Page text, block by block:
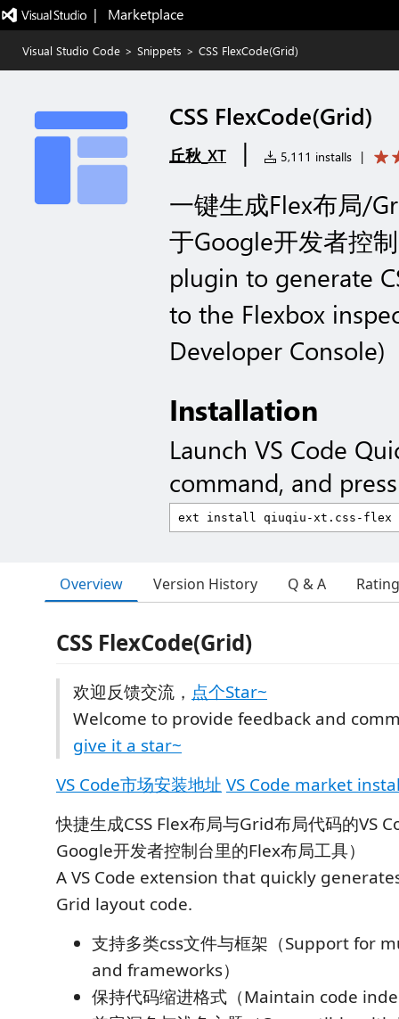
|   Marketplace
Visual Studio Code > Snippets > CSS FlexCode(Grid)
CSS FlexCode(Grid)
丘秋_XT | 5,111 installs |
一键生成Flex布局/
于Google开发者控
plugin to generate
to the Flexbox
Developer Console)
Installation
Launch VS Code
command, and
Overview Version History Q & A
CSS FlexCode(Grid)
欢迎反馈交流， 点个Star~
Welcome to provide feedback and
give it a star~
VS Code市场安装地址 VS Code market
快捷生成CSS Flex布局与Grid布局代码的VS
Google开发者控制台里的Flex布局工具）
A VS Code extension that quickly
Grid layout code.
支持多类css文件与框架（Support for
and frameworks）
保持代码缩进格式（Maintain code